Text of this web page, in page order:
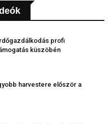
profi
küszöbén
harvestere először a